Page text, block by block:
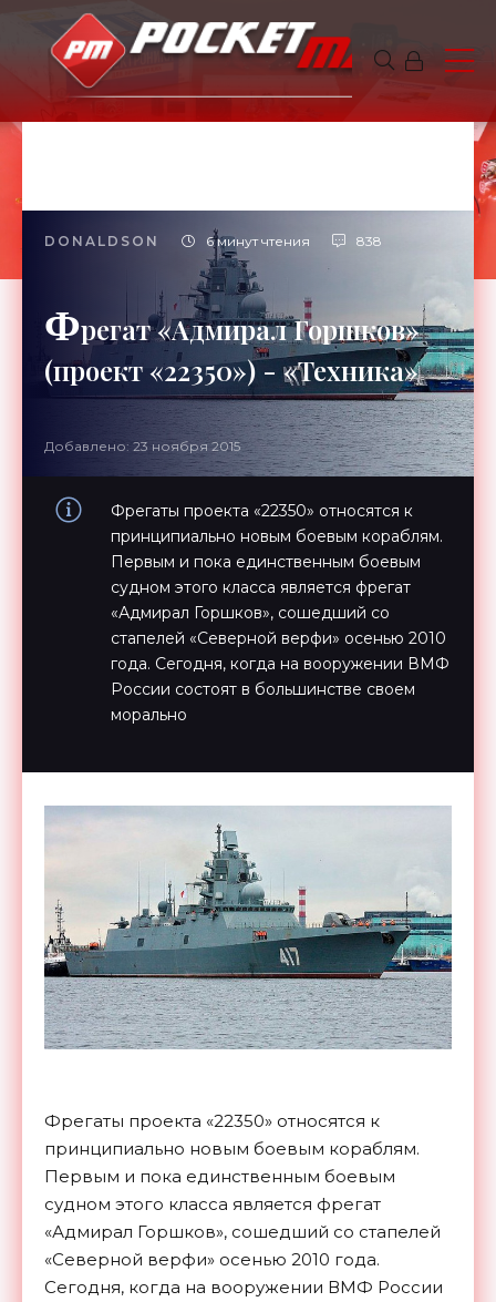
DONALDSON 6 минут чтения 838
Фрегат «Адмирал Горшков»
(проект «22350») - «Техника»
Добавлено: 23 ноября 2015
Фрегаты проекта «22350» относятся к
принципиально новым боевым кораблям.
Первым и пока единственным боевым
судном этого класса является фрегат
«Адмирал Горшков», сошедший со
стапелей «Северной верфи» осенью 2010
года. Сегодня, когда на вооружении ВМФ
России состоят в большинстве своем
морально
Фрегаты проекта «22350» относятся к
принципиально новым боевым кораблям.
Первым и пока единственным боевым
судном этого класса является фрегат
«Адмирал Горшков», сошедший со стапелей
«Северной верфи» осенью 2010 года.
Сегодня, когда на вооружении ВМФ России